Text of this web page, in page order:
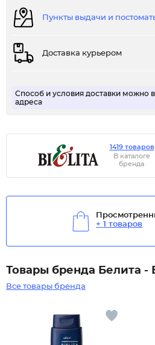
Пункты выдачи и
Доставка курьером
Способ и условия доставки можно
адреса
1419 товаров
В каталоге
бренда
+ 1 товаров
Товары бренда Белита -
Все товары бренда